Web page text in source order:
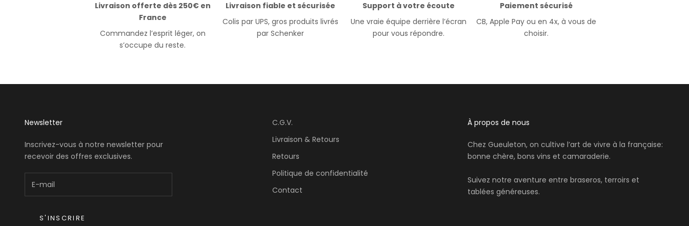
Livraison offerte dès 250€ en
France
Commandez l’esprit léger, on
s’occupe du reste.
Livraison fiable et sécurisée
Colis par UPS, gros produits livrés
par Schenker
Support à votre écoute
Une vraie équipe derrière l’écran
pour vous répondre.
Paiement sécurisé
CB, Apple Pay ou en 4x, à vous de
choisir.
Newsletter
Inscrivez-vous à notre newsletter pour
recevoir des offres exclusives.
S'INSCRIRE
C.G.V.
Livraison & Retours
Retours
Politique de confidentialité
Contact
À propos de nous
Chez Gueuleton, on cultive l’art de vivre à la française:
bonne chère, bons vins et camaraderie.
Suivez notre aventure entre braseros, terroirs et
tablées généreuses.